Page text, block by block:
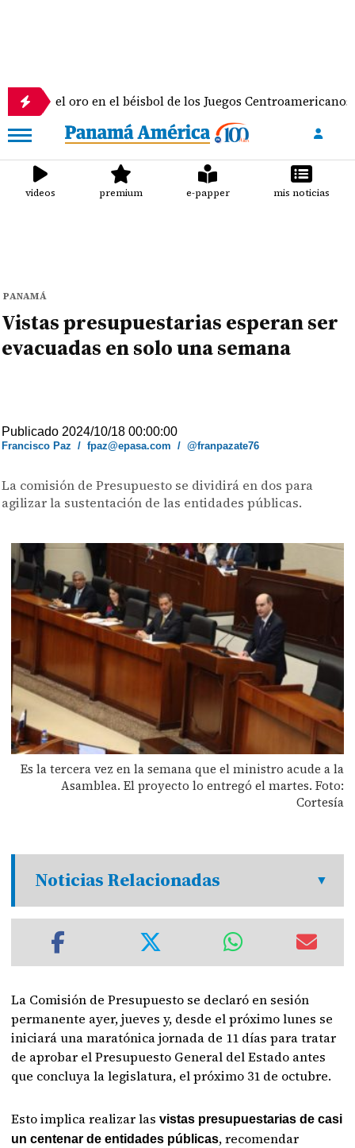
en el béisbol de los Juegos Centroamericanos y del
videos premium e-papper mis noticias
PANAMÁ
Vistas presupuestarias esperan ser
evacuadas en solo una semana
Publicado 2024/10/18 00:00:00
Francisco Paz /fpaz@epasa.com /@franpazate76
La comisión de Presupuesto se dividirá en dos para
agilizar la sustentación de las entidades públicas.
Es la tercera vez en la semana que el ministro acude a la
Asamblea. El proyecto lo entregó el martes. Foto:
Cortesía
Noticias Relacionadas
La Comisión de Presupuesto se declaró en sesión
permanente ayer, jueves y, desde el próximo lunes se
iniciará una maratónica jornada de 11 días para tratar
de aprobar el Presupuesto General del Estado antes
que concluya la legislatura, el próximo 31 de octubre.
Esto implica realizar lasvistas presupuestarias de casi
un centenar de entidades públicas, recomendar